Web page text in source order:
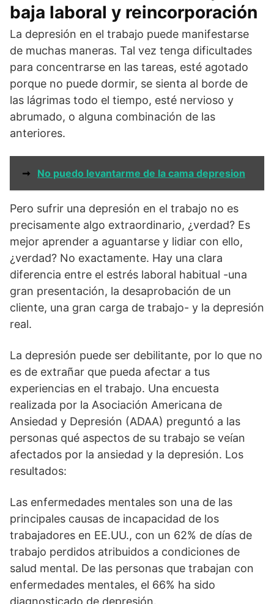
baja laboral y reincorporación
La depresión en el trabajo puede manifestarse
de muchas maneras. Tal vez tenga dificultades
para concentrarse en las tareas, esté agotado
porque no puede dormir, se sienta al borde de
las lágrimas todo el tiempo, esté nervioso y
abrumado, o alguna combinación de las
anteriores.
➞ No puedo levantarme de la cama depresion
Pero sufrir una depresión en el trabajo no es
precisamente algo extraordinario, ¿verdad? Es
mejor aprender a aguantarse y lidiar con ello,
¿verdad? No exactamente. Hay una clara
diferencia entre el estrés laboral habitual -una
gran presentación, la desaprobación de un
cliente, una gran carga de trabajo- y la depresión
real.
La depresión puede ser debilitante, por lo que no
es de extrañar que pueda afectar a tus
experiencias en el trabajo. Una encuesta
realizada por la Asociación Americana de
Ansiedad y Depresión (ADAA) preguntó a las
personas qué aspectos de su trabajo se veían
afectados por la ansiedad y la depresión. Los
resultados:
Las enfermedades mentales son una de las
principales causas de incapacidad de los
trabajadores en EE.UU., con un 62% de días de
trabajo perdidos atribuidos a condiciones de
salud mental. De las personas que trabajan con
enfermedades mentales, el 66% ha sido
diagnosticado de depresión.